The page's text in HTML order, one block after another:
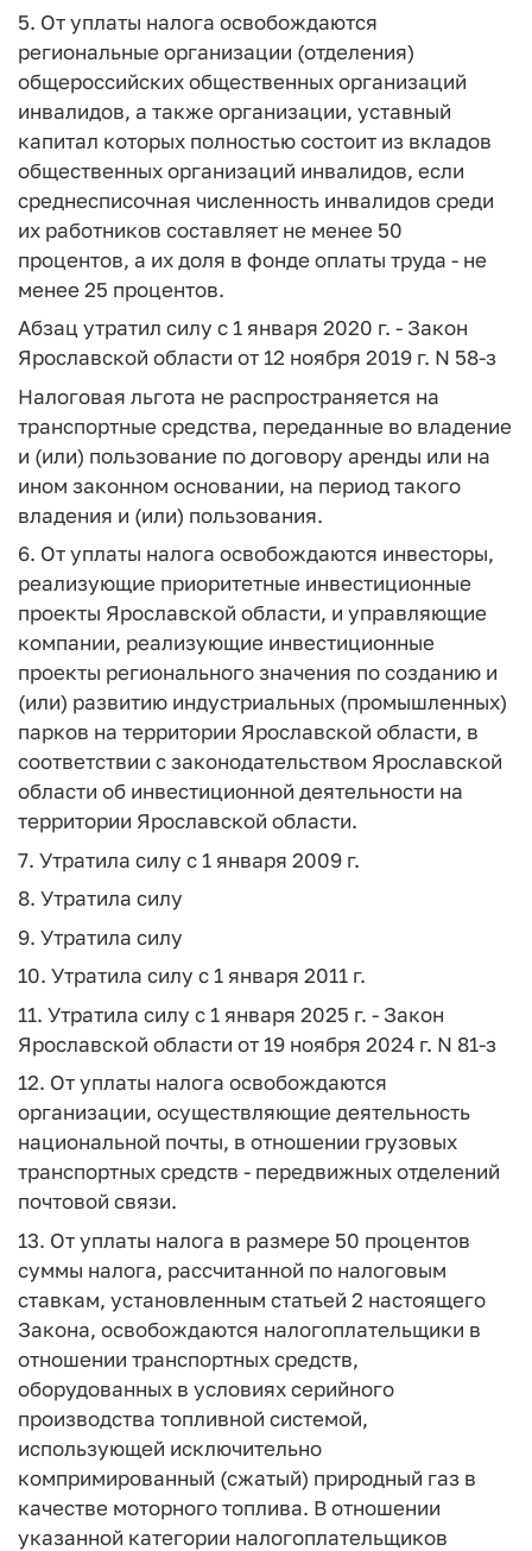
5. От уплаты налога освобождаются
региональные организации (отделения)
общероссийских общественных организаций
инвалидов, а также организации, уставный
капитал которых полностью состоит из вкладов
общественных организаций инвалидов, если
среднесписочная численность инвалидов среди
их работников составляет не менее 50
процентов, а их доля в фонде оплаты труда - не
менее 25 процентов.
Абзац утратил силу с 1 января 2020 г. - Закон
Ярославской области от 12 ноября 2019 г. N 58-з
Налоговая льгота не распространяется на
транспортные средства, переданные во владение
и (или) пользование по договору аренды или на
ином законном основании, на период такого
владения и (или) пользования.
6. От уплаты налога освобождаются инвесторы,
реализующие приоритетные инвестиционные
проекты Ярославской области, и управляющие
компании, реализующие инвестиционные
проекты регионального значения по созданию и
(или) развитию индустриальных (промышленных)
парков на территории Ярославской области, в
соответствии с законодательством Ярославской
области об инвестиционной деятельности на
территории Ярославской области.
7. Утратила силу с 1 января 2009 г.
8. Утратила силу
9. Утратила силу
10. Утратила силу с 1 января 2011 г.
11. Утратила силу с 1 января 2025 г. - Закон
Ярославской области от 19 ноября 2024 г. N 81-з
12. От уплаты налога освобождаются
организации, осуществляющие деятельность
национальной почты, в отношении грузовых
транспортных средств - передвижных отделений
почтовой связи.
13. От уплаты налога в размере 50 процентов
суммы налога, рассчитанной по налоговым
ставкам, установленным статьей 2 настоящего
Закона, освобождаются налогоплательщики в
отношении транспортных средств,
оборудованных в условиях серийного
производства топливной системой,
использующей исключительно
компримированный (сжатый) природный газ в
качестве моторного топлива. В отношении
указанной категории налогоплательщиков